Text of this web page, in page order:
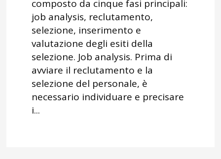
composto da cinque fasi principali:
job analysis, reclutamento,
selezione, inserimento e
valutazione degli esiti della
selezione. Job analysis. Prima di
avviare il reclutamento e la
selezione del personale, è
necessario individuare e precisare
i...